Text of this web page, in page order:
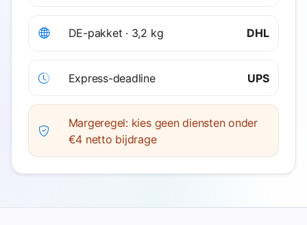
DE-pakket · 3,2 kg DHL
Express-deadline UPS
Margeregel: kies geen diensten onder
€4 netto bijdrage